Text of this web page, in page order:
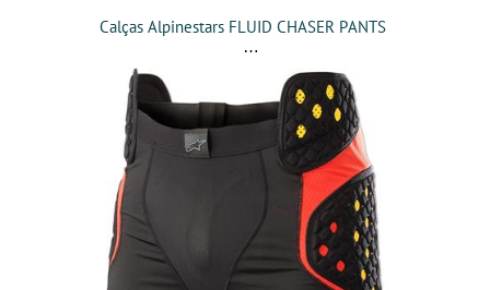
Calças Alpinestars FLUID CHASER PANTS